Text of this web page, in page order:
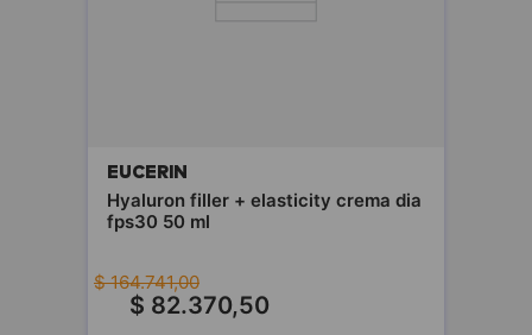
EUCERIN
Hyaluron filler + elasticity crema dia
fps30 50 ml
$ 164.741,00
$ 82.370,50